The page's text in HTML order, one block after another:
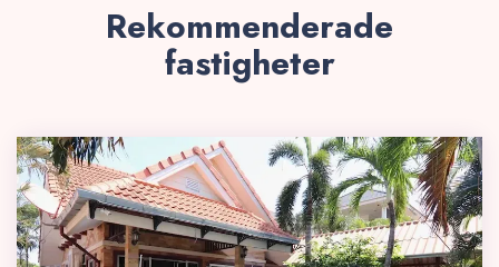
Rekommenderade
fastigheter